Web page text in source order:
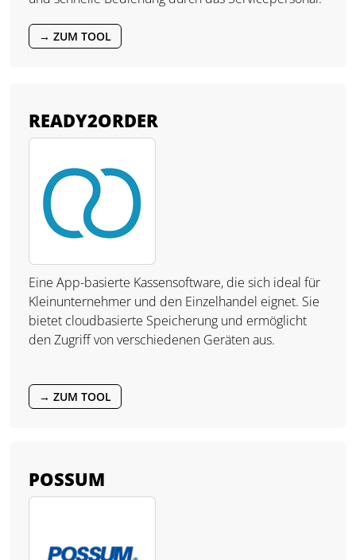
→ ZUM TOOL
READY2ORDER
Eine App-basierte Kassensoftware, die sich ideal für
Kleinunternehmer und den Einzelhandel eignet. Sie
bietet cloudbasierte Speicherung und ermöglicht
den Zugriff von verschiedenen Geräten aus.
→ ZUM TOOL
POSSUM